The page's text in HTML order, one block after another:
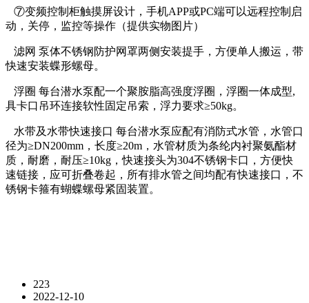
⑦变频控制柜触摸屏设计，手机APP或PC端可以远程控制启
动，关停，监控等操作（提供实物图片）
滤网 泵体不锈钢防护网罩两侧安装提手，方便单人搬运，带
快速安装蝶形螺母。
浮圈 每台潜水泵配一个聚胺脂高强度浮圈，浮圈一体成型,
具卡口吊环连接软性固定吊索，浮力要求≥50kg。
水带及水带快速接口 每台潜水泵应配有消防式水管，水管口
径为≥DN200mm，长度≥20m，水管材质为条纶内衬聚氨酯材
质，耐磨，耐压≥10kg，快速接头为304不锈钢卡口，方便快
速链接，应可折叠卷起，所有排水管之间均配有快速接口，不
锈钢卡箍有蝴蝶螺母紧固装置。
223
2022-12-10